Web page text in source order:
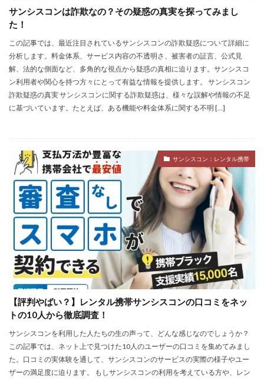
サンシスコンは詐欺なの？その疑惑の真実を探ってみまし
た！
この記事では、最近注目されているサンシスコンの詐欺疑惑について詳細に
分析します。料金体系、サービス内容の不透明さ、被害者の証言、公式見
解、法的な側面など、多角的な視点から疑惑の真相に迫ります。サンシスコ
ン利用者や関心を持つ方々にとって有益な情報を提供します。 サンシスコン
詐欺疑惑の真実 サンシスコンに関する詐欺疑惑は、様々な誤解や情報の不足
に基づいています。たとえば、ある機能や料金体系に関する不明 […]
サンシスコン：レンタル携帯
【評判やばい？】レンタル携帯サンシスコンの口コミをネッ
トの10人から徹底調査！
サンシスコンを利用した人たちの生の声って、どんな感じなのでしょうか？
この記事では、ネット上で見つけた10人のユーザーの口コミを集めてみまし
た。口コミの実体験を通して、サンシスコンのサービスの実際の様子やユー
ザーの満足度に迫ります。 もしサンシスコンの利用を考えている方や、レン